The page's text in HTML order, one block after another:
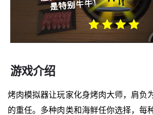
游戏介绍
烤肉模拟器让玩家化身烤肉大师，肩负
的重任。多种肉类和海鲜任你选择，每